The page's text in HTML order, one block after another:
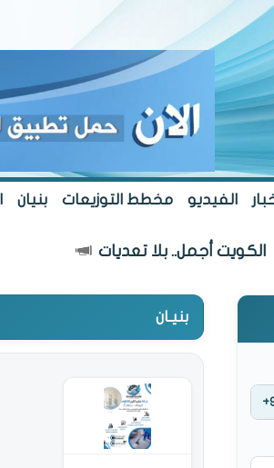
الفيديو مخطط التوزيعات بنيان
أجمل.. بلا تعديات
بنيـان